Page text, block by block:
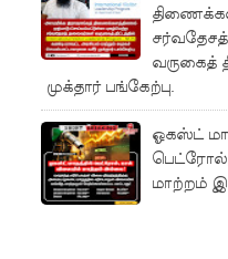
வருகைத்
முக்தார் பங்கேற்பு.
ஓகஸ்ட்
மாற்றம்